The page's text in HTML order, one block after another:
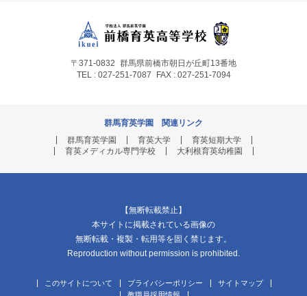
〒371-0832 群馬県前橋市朝日が丘町13番地
TEL : 027-251-7087
FAX : 027-251-7094
群馬育英学園 関連リンク
群馬育英学園
育英大学
育英短期大学
育英メディカル専門学校
大利根育英幼稚園
【無断転載禁止】
本サイトに掲載されている画像の
無断転載・複製・転用等を固く禁じます。
Reproduction without permission is prohibited.
このサイトについて プライバシーポリシー
サイトマップ